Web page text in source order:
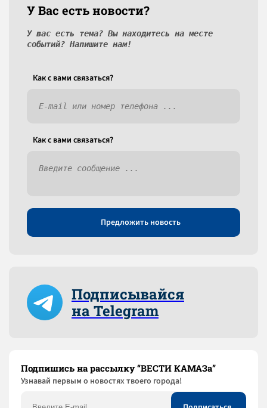
У Вас есть новости?
У вас есть тема? Вы находитесь на месте
событий? Напишите нам!
Как c вами связаться?
Как c вами связаться?
Предложить новость
Подписывайся
на Telegram
Подпишись на рассылку “ВЕСТИ КАМАЗа”
Узнaвай первым о новостях твоего города!